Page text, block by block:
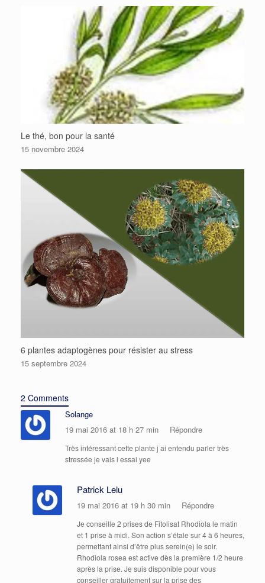
Le thé, bon pour la santé
15 novembre 2024
6 plantes adaptogènes pour résister au stress
15 septembre 2024
2 Comments
Solange
19 mai 2016 at 18 h 27 min
Répondre
Très intéressant cette plante j ai entendu parler très
stressée je vais l essai yee
Patrick Lelu
19 mai 2016 at 19 h 30 min Répondre
Je conseille 2 prises de Fitolisat Rhodiola le matin
et 1 prise à midi. Son action s’étale sur 4 à 6 heures,
permettant ainsi d’être plus serein(e) le soir.
Rhodiola rosea est active dès la première 1/2 heure
après la prise. Je suis disponible pour vous
conseiller gratuitement sur la prise des